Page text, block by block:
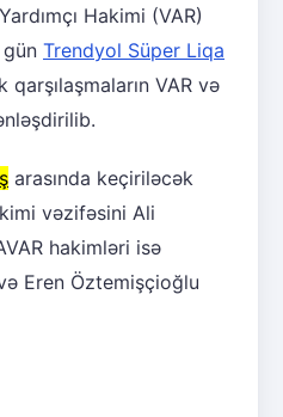
Hakimi (VAR)
Trendyol Süper Liqa
VAR və
arasında keçiriləcək
vəzifəsini Ali
hakimləri isə
Eren Öztemişçioğlu